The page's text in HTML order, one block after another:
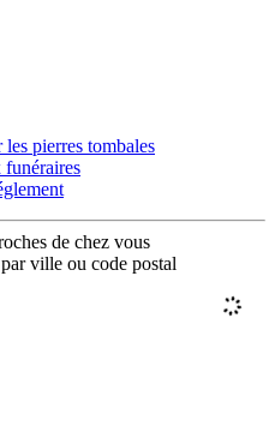
pierres tombales
funéraires
de chez vous
ville ou code postal